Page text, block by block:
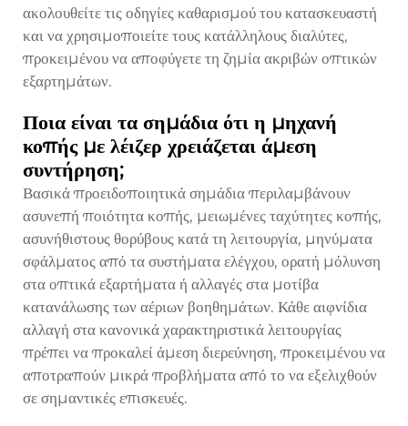
ακολουθείτε τις οδηγίες καθαρισμού του κατασκευαστή
και να χρησιμοποιείτε τους κατάλληλους διαλύτες,
προκειμένου να αποφύγετε τη ζημία ακριβών οπτικών
εξαρτημάτων.
Ποια είναι τα σημάδια ότι η μηχανή
κοπής με λέιζερ χρειάζεται άμεση
συντήρηση;
Βασικά προειδοποιητικά σημάδια περιλαμβάνουν
ασυνεπή ποιότητα κοπής, μειωμένες ταχύτητες κοπής,
ασυνήθιστους θορύβους κατά τη λειτουργία, μηνύματα
σφάλματος από τα συστήματα ελέγχου, ορατή μόλυνση
στα οπτικά εξαρτήματα ή αλλαγές στα μοτίβα
κατανάλωσης των αέριων βοηθημάτων. Κάθε αιφνίδια
αλλαγή στα κανονικά χαρακτηριστικά λειτουργίας
πρέπει να προκαλεί άμεση διερεύνηση, προκειμένου να
αποτραπούν μικρά προβλήματα από το να εξελιχθούν
σε σημαντικές επισκευές.